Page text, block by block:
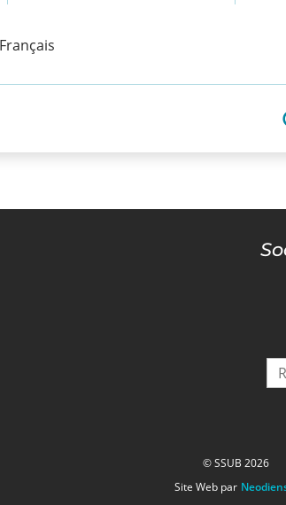
Français
© SSUB 2026
Site Web par